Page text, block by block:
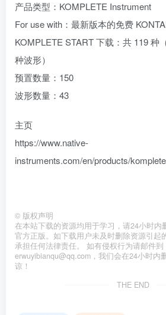
产品类型：KOMPLETE Instrument
For use with：最新版本的免费
KOMPLETE START 下载：共 119 种
种波形）
预置数量：150
波形数量：43
主页
https://www.native-
instruments.com/en/products/
© 版权声明
在本站下载的资源均用于学习，请24小时内
官方正版。如下载用户未及时删除资源引起
承担任何法律责任。 如有侵权行为请邮件到
erwuyibianqu@qq.com，我们会在24小时内
谅！
THE END